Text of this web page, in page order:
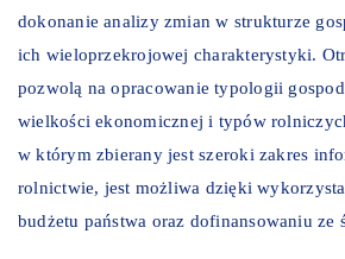
dokonanie analizy zmian w strukturze
ich wieloprzekrojowej charakterystyki.
pozwolą na opracowanie typologii
wielkości ekonomicznej i typów
w którym zbierany jest szeroki zakres
rolnictwie, jest możliwa dzięki
budżetu państwa oraz dofinansowaniu ze